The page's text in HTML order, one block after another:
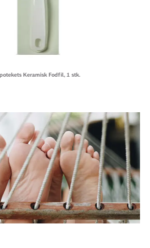
Keramisk Fodfil, 1 stk.